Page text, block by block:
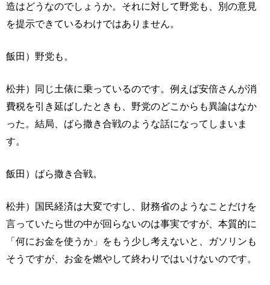
造はどうなのでしょうか。それに対して野党も、別の意見
を提示できているわけではありません。
飯田）野党も。
松井）同じ土俵に乗っているのです。例えば安倍さんが消
費税を引き延ばしたときも、野党のどこからも異論はなか
った。結局、ばら撒き合戦のような話になってしまいま
す。
飯田）ばら撒き合戦。
松井）国民経済は大変ですし、財務省のようなことだけを
言っていたら世の中が回らないのは事実ですが、本質的に
「何にお金を使うか」をもう少し考えないと、ガソリンも
そうですが、お金を燃やして終わりではいけないのです。